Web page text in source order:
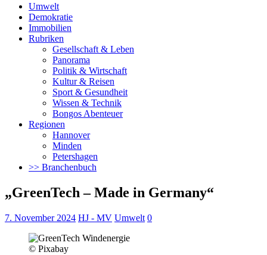
Umwelt
Demokratie
Immobilien
Rubriken
Gesellschaft & Leben
Panorama
Politik & Wirtschaft
Kultur & Reisen
Sport & Gesundheit
Wissen & Technik
Bongos Abenteuer
Regionen
Hannover
Minden
Petershagen
>> Branchenbuch
„GreenTech – Made in Germany“
7. November 2024 HJ - MV Umwelt 0
© Pixabay